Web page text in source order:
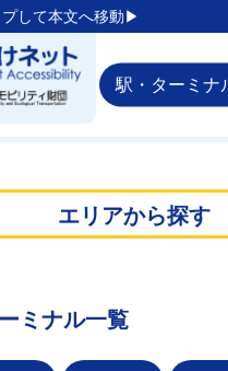
プして本文へ移動▶︎
駅・ターミナ
エリアから探す
ミナル一覧